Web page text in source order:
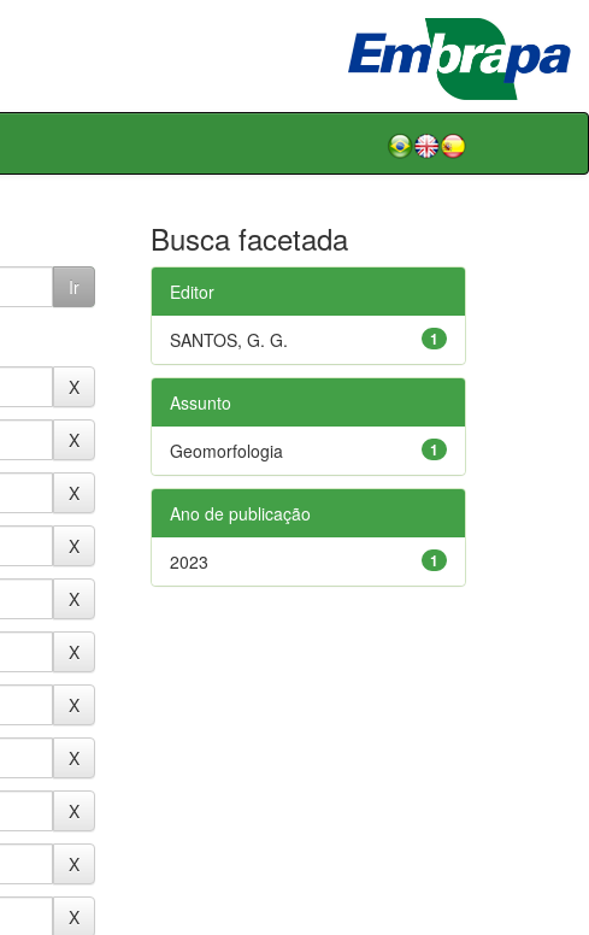
Busca facetada
Editor
1
SANTOS, G. G.
Assunto
1
Geomorfologia
Ano de publicação
1
2023